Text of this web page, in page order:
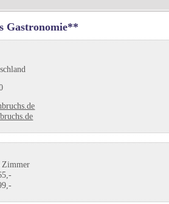
Gastronomie**
Zimmer